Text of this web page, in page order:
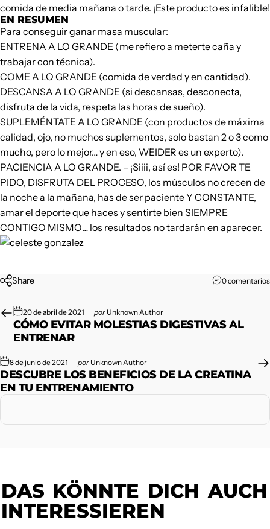
comida de media mañana o tarde. ¡Este producto es infalible!
EN RESUMEN
Para conseguir ganar masa muscular:
ENTRENA A LO GRANDE (me refiero a meterte caña y
trabajar con técnica).
COME A LO GRANDE (comida de verdad y en cantidad).
DESCANSA A LO GRANDE (si descansas, desconecta,
disfruta de la vida, respeta las horas de sueño).
SUPLEMÉNTATE A LO GRANDE (con productos de máxima
calidad, ojo, no muchos suplementos, solo bastan 2 o 3 como
mucho, pero lo mejor… y en eso, WEIDER es un experto).
PACIENCIA A LO GRANDE. – ¡Siiii, así es! POR FAVOR TE
PIDO, DISFRUTA DEL PROCESO, los músculos no crecen de
la noche a la mañana, has de ser paciente Y CONSTANTE,
amar el deporte que haces y sentirte bien SIEMPRE
CONTIGO MISMO… los resultados no tardarán en aparecer.
Share 0 comentarios
20 de abril de 2021 por Unknown Author
CÓMO EVITAR MOLESTIAS DIGESTIVAS AL
ENTRENAR
8 de junio de 2021 por Unknown Author
DESCUBRE LOS BENEFICIOS DE LA CREATINA
EN TU ENTRENAMIENTO
DAS KÖNNTE DICH AUCH
INTERESSIEREN